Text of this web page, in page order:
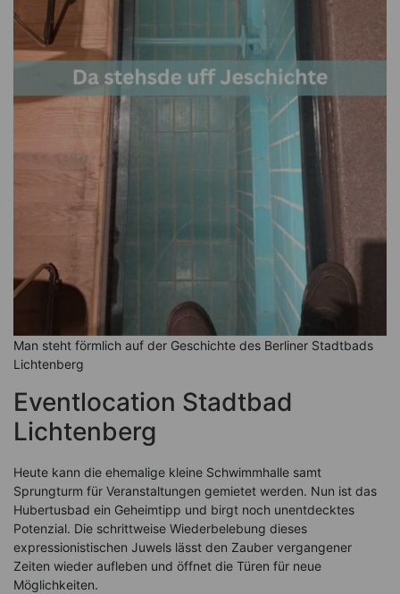
Man steht förmlich auf der Geschichte des Berliner Stadtbads
Lichtenberg
Eventlocation Stadtbad
Lichtenberg
Heute kann die ehemalige kleine Schwimmhalle samt
Sprungturm für Veranstaltungen gemietet werden. Nun ist das
Hubertusbad ein Geheimtipp und birgt noch unentdecktes
Potenzial. Die schrittweise Wiederbelebung dieses
expressionistischen Juwels lässt den Zauber vergangener
Zeiten wieder aufleben und öffnet die Türen für neue
Möglichkeiten.